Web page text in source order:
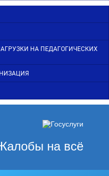
НА ПЕДАГОГИЧЕСКИХ
на всё